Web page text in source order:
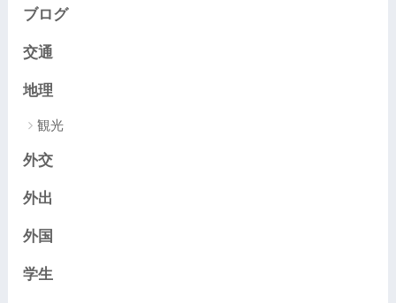
ブログ
交通
地理
観光
外交
外出
外国
学生